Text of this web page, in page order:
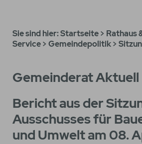
Sie sind hier:Startseite> Rathaus
Service>Gemeindepolitik>
Gemeinderat Aktuell
Bericht aus der
Ausschusses für
und Umwelt am 08.